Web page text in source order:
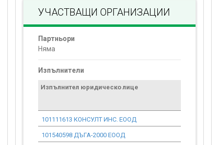
УЧАСТВАЩИ ОРГАНИЗАЦИИ
Партньори
Няма
Изпълнители
Изпълнител юридическо лице
101111613 КОНСУЛТ ИНС. ЕООД
101540598 ДЪГА-2000 ЕООД